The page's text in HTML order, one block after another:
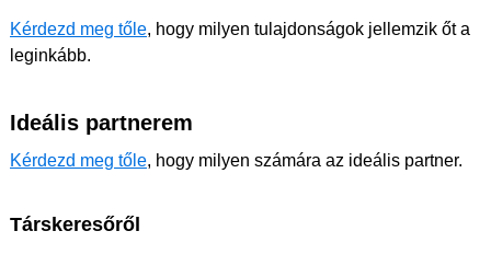
Kérdezd meg tőle, hogy milyen tulajdonságok jellemzik őt a
leginkább.
Ideális partnerem
Kérdezd meg tőle, hogy milyen számára az ideális partner.
Társkeresőről